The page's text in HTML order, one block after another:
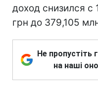
доход снизился
грн до 379,105
Не пропустіть
на наші